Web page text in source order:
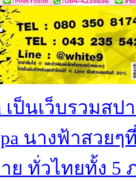
เป็นเว็บรวม
นางฟ้าสวย
ย ทั่วไทยทั้ง 5